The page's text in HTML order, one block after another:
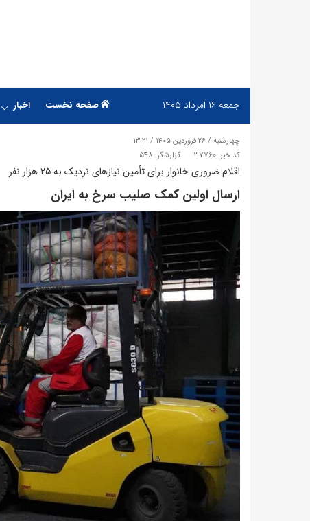
جمعه ۱۶ اَمرداد ۱۴۰۵ صفحه نخست اخبار
چهارشنبه / ۲۶ فروردین ۱۴۰۵ / ۱۳:۲۱
کد خبر: 37760
گزارشگر: 548
اقلام ضروری خانوار برای تأمین نیازهای نزدیک به ۲۵ هزار نفر
​ارسال اولین کمک صلیب سرخ به ایران